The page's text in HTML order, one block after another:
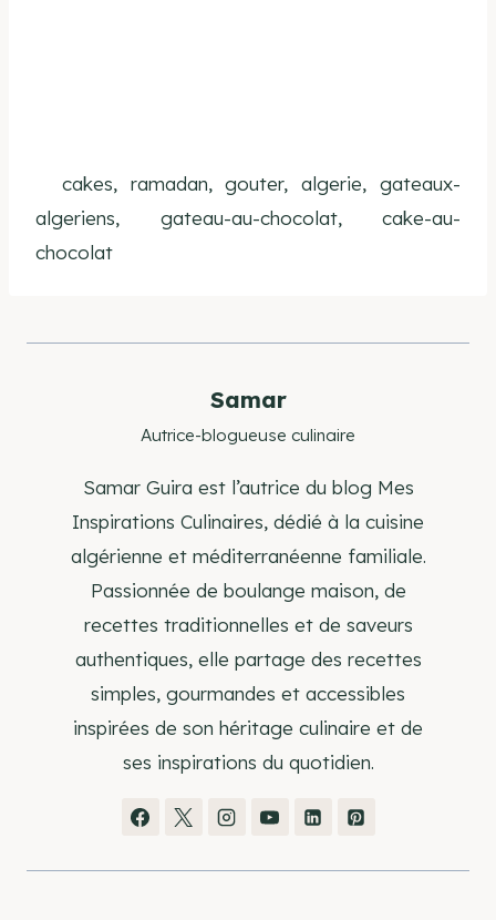
cakes, ramadan, gouter, algerie, gateaux-
algeriens, gateau-au-chocolat, cake-au-
chocolat
Samar
Autrice-blogueuse culinaire
Samar Guira est l’autrice du blog Mes
Inspirations Culinaires, dédié à la cuisine
algérienne et méditerranéenne familiale.
Passionnée de boulange maison, de
recettes traditionnelles et de saveurs
authentiques, elle partage des recettes
simples, gourmandes et accessibles
inspirées de son héritage culinaire et de
ses inspirations du quotidien.